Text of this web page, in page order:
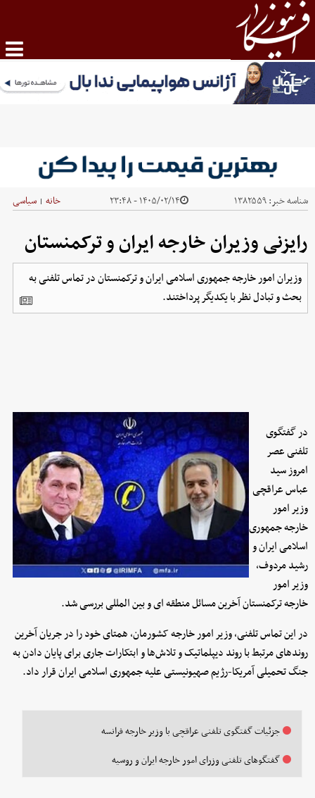
شناسه خبر:۱۳۸۲۵۵۹ ۱۴۰۵/۰۲/۱۴ - ۲۳:۴۸ خانه | سیاسی
رایزنی وزیران خارجه ایران و ترکمنستان
وزیران امور خارجه جمهوری اسلامی ایران و ترکمنستان در تماس تلفنی به
بحث و تبادل نظر با یکدیگر پرداختند.
در گفتگوی
تلفنی عصر
امروز سید
عباس عراقچی
وزیر امور
خارجه جمهوری
اسلامی ایران و
رشید مردوف،
وزیر امور
خارجه ترکمنستان آخرین مسائل منطقه ای و بین المللی بررسی شد.
در این تماس تلفنی، وزیر امور خارجه کشورمان، همتای خود را در جریان آخرین
روندهای مرتبط با روند دیپلماتیک و تلاش‌ها و ابتکارات جاری برای پایان دادن به
جنگ تحمیلی آمریکا-رژیم صهیونیستی علیه جمهوری اسلامی ایران قرار داد.
جزئیات گفتگوی تلفنی عراقچی با وزیر خارجه فرانسه
گفتگوهای تلفنی وزرای امور خارجه ایران و روسیه